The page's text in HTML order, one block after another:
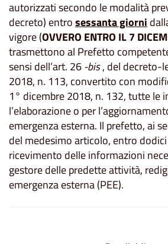
autorizzati secondo le modalità
decreto) entrosessanta giorni
vigore (OVVERO ENTRO IL 7
trasmettono al Prefetto
sensi dell’art. 26-bis, del decreto-
2018, n. 113, convertito con
1° dicembre 2018, n. 132, tutte le
l’elaborazione o per
emergenza esterna. Il prefetto, ai
del medesimo articolo, entro
ricevimento delle informazioni
gestore delle predette attività,
emergenza esterna (PEE).